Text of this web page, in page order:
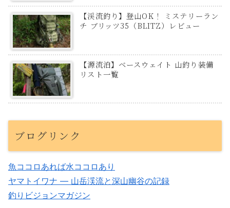
【渓流釣り】登山OK！ ミステリーラン
チ ブリッツ35（BLITZ）レビュー
【源流泊】ベースウェイト 山釣り装備
リスト一覧
ブログリンク
魚ココロあれば水ココロあり
ヤマトイワナ — 山岳渓流と深山幽谷の記録
釣りビジョンマガジン